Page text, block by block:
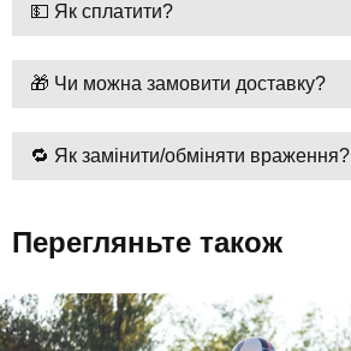
💵 Як сплатити?
🎁 Чи можна замовити доставку?
🔁 Як замінити/обміняти враження?
Перегляньте також